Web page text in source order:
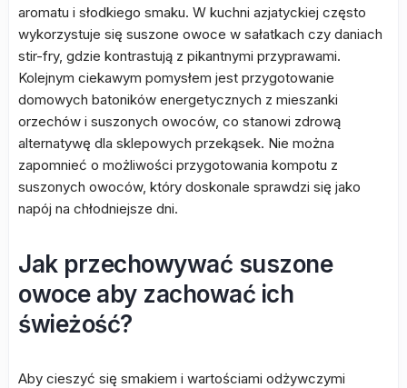
aromatu i słodkiego smaku. W kuchni azjatyckiej często
wykorzystuje się suszone owoce w sałatkach czy daniach
stir-fry, gdzie kontrastują z pikantnymi przyprawami.
Kolejnym ciekawym pomysłem jest przygotowanie
domowych batoników energetycznych z mieszanki
orzechów i suszonych owoców, co stanowi zdrową
alternatywę dla sklepowych przekąsek. Nie można
zapomnieć o możliwości przygotowania kompotu z
suszonych owoców, który doskonale sprawdzi się jako
napój na chłodniejsze dni.
Jak przechowywać suszone
owoce aby zachować ich
świeżość?
Aby cieszyć się smakiem i wartościami odżywczymi